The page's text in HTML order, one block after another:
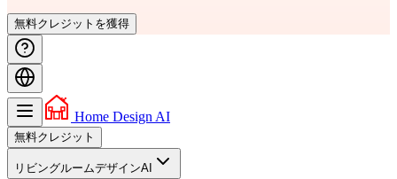
無料クレジットを獲得
Home Design AI
無料クレジット
リビングルームデザインAI